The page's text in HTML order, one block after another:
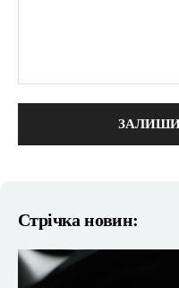
Стрічка новин: